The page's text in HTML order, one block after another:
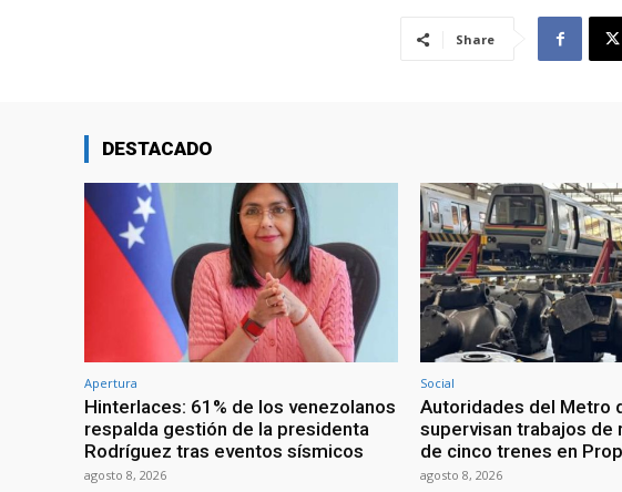
Share
DESTACADO
Apertura
Hinterlaces: 61% de los venezolanos
respalda gestión de la presidenta
Rodríguez tras eventos sísmicos
agosto 8, 2026
Social
Autoridades del Metro
supervisan trabajos de
de cinco trenes en
agosto 8, 2026